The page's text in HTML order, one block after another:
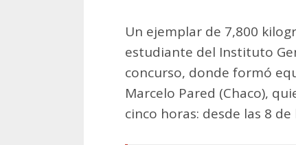
Un ejemplar de 7,800
estudiante del Instituto
concurso, donde formó
Marcelo Pared (Chaco),
cinco horas: desde las 8